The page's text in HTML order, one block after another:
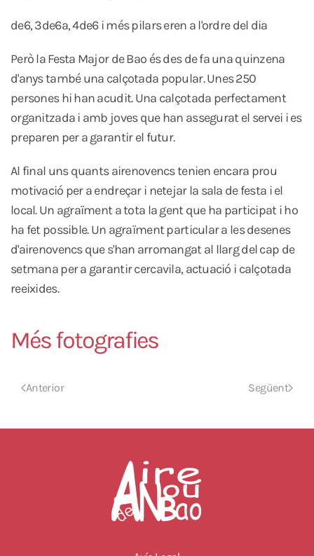
de6, 3de6a, 4de6 i més pilars eren a l'ordre del dia
Però la Festa Major de Bao és des de fa una quinzena
d'anys també una calçotada popular. Unes 250
persones hi han acudit. Una calçotada perfectament
organitzada i amb joves que han assegurat el servei i es
preparen per a garantir el futur.
Al final uns quants airenovencs tenien encara prou
motivació per a endreçar i netejar la sala de festa i el
local. Un agraïment a tota la gent que ha participat i ho
ha fet possible. Un agraïment particular a les desenes
d'airenovencs que s'han arromangat al llarg del cap de
setmana per a garantir cercavila, actuació i calçotada
reeixides.
Més fotografies
Anterior Següent